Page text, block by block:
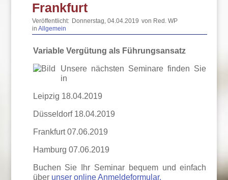
Frankfurt
Veröffentlicht: Donnerstag, 04.04.2019 von Red. WP
inAllgemein
Variable Vergütung als Führungsansatz
Unsere nächsten Seminare finden Sie
in
Leipzig 18.04.2019
Düsseldorf 18.04.2019
Frankfurt 07.06.2019
Hamburg 07.06.2019
Buchen Sie Ihr Seminar bequem und einfach
über unser online Anmeldeformular.